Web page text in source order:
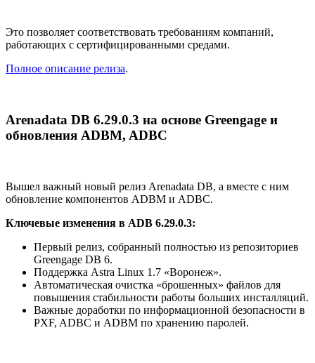
Это позволяет соответствовать требованиям компаний,
работающих с сертифицированными средами.
Полное описание релиза.
Arenadata DB 6.29.0.3 на основе Greengage и
обновления ADBM, ADBC
Вышел важный новый релиз Arenadata DB, а вместе с ним
обновление компонентов ADBM и ADBC.
Ключевые изменения в ADB 6.29.0.3:
Первый релиз, собранный полностью из репозиториев
Greengage DB 6.
Поддержка Astra Linux 1.7 «Воронеж».
Автоматическая очистка «брошенных» файлов для
повышения стабильности работы больших инсталляций.
Важные доработки по информационной безопасности в
PXF, ADBC и ADBM по хранению паролей.